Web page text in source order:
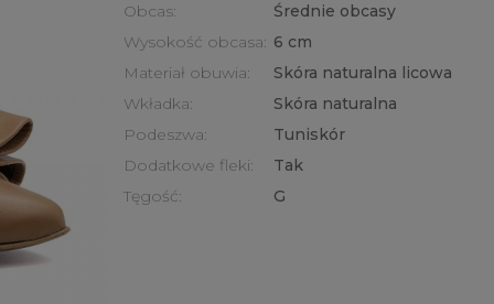
Obcas:
Średnie obcasy
Wysokość obcasa: 6 cm
Materiał obuwia:
Skóra naturalna licowa
Wkładka:
Skóra naturalna
Podeszwa:
Tuniskór
Dodatkowe fleki:
Tak
Tęgość:
G